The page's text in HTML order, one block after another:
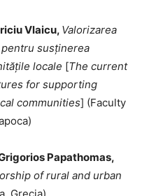
Vlaicu, Valorizarea
susținerea
locale [The current
for supporting
communities] (Faculty
Papathomas,
of rural and urban